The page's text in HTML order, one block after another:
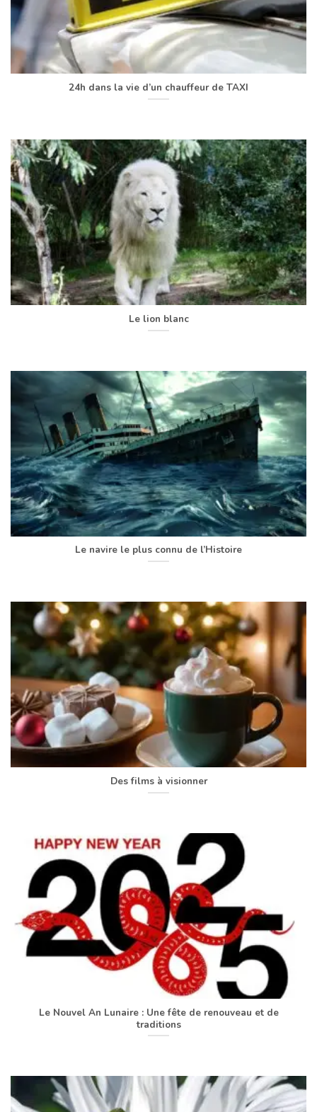
24h dans la vie d’un chauffeur de TAXI
Le lion blanc
Le navire le plus connu de l’Histoire
Des films à visionner
Le Nouvel An Lunaire : Une fête de renouveau et de
traditions